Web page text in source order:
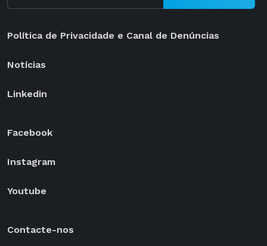
Política de Privacidade e Canal de Denúncias
Notícias
Linkedin
Facebook
Instagram
Youtube
Contacte-nos